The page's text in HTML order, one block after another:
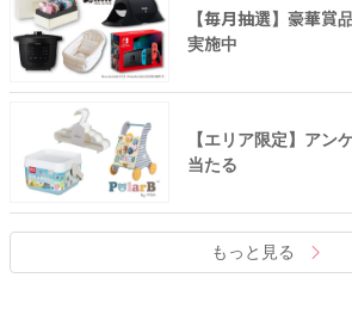
【毎月抽選】豪華賞
実施中
【エリア限定】アン
当たる
もっと見る